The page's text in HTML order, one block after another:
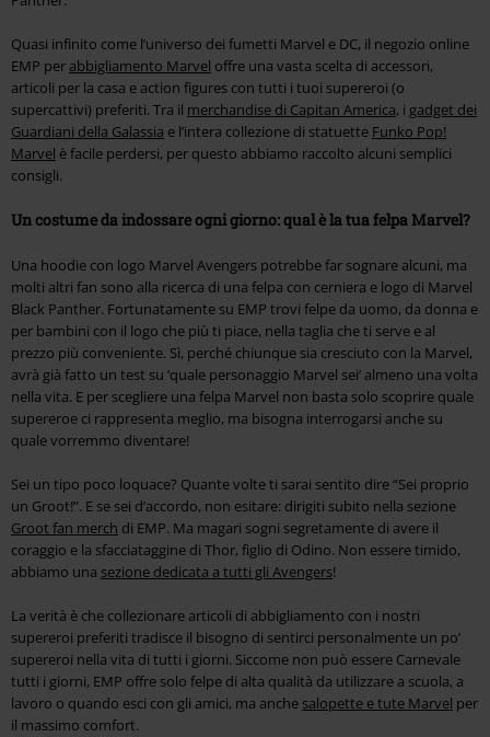
Quasi infinito come l’universo dei fumetti Marvel e DC, il negozio online
EMP per abbigliamento Marvel offre una vasta scelta di accessori,
articoli per la casa e action figures con tutti i tuoi supereroi (o
supercattivi) preferiti. Tra il merchandise di Capitan America, i gadget dei
Guardiani della Galassia e l’intera collezione di statuette Funko Pop!
Marvel è facile perdersi, per questo abbiamo raccolto alcuni semplici
consigli.
Un costume da indossare ogni giorno: qual è la tua felpa Marvel?
Una hoodie con logo Marvel Avengers potrebbe far sognare alcuni, ma
molti altri fan sono alla ricerca di una felpa con cerniera e logo di Marvel
Black Panther. Fortunatamente su EMP trovi felpe da uomo, da donna e
per bambini con il logo che più ti piace, nella taglia che ti serve e al
prezzo più conveniente. Sì, perché chiunque sia cresciuto con la Marvel,
avrà già fatto un test su ‘quale personaggio Marvel sei‘ almeno una volta
nella vita. E per scegliere una felpa Marvel non basta solo scoprire quale
supereroe ci rappresenta meglio, ma bisogna interrogarsi anche su
quale vorremmo diventare!
Sei un tipo poco loquace? Quante volte ti sarai sentito dire “Sei proprio
un Groot!”. E se sei d’accordo, non esitare: dirigiti subito nella sezione
Groot fan merch di EMP. Ma magari sogni segretamente di avere il
coraggio e la sfacciataggine di Thor, figlio di Odino. Non essere timido,
abbiamo una sezione dedicata a tutti gli Avengers!
La verità è che collezionare articoli di abbigliamento con i nostri
supereroi preferiti tradisce il bisogno di sentirci personalmente un po’
supereroi nella vita di tutti i giorni. Siccome non può essere Carnevale
tutti i giorni, EMP offre solo felpe di alta qualità da utilizzare a scuola, a
lavoro o quando esci con gli amici, ma anche salopette e tute Marvel per
il massimo comfort.